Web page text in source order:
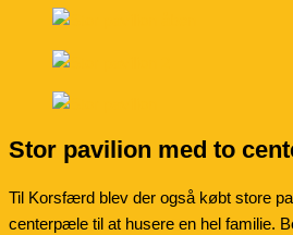
Stor pavilion med to
Til Korsfærd blev der også købt store
centerpæle til at husere en hel familie.